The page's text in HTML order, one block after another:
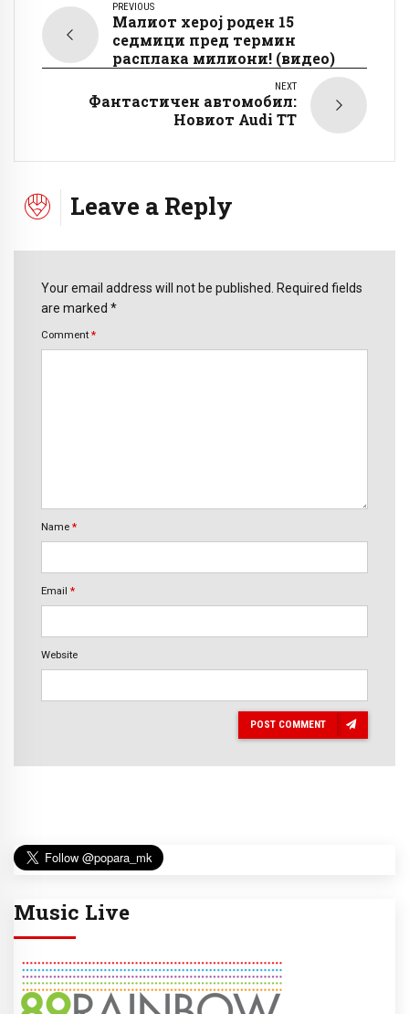
PREVIOUS
Малиот херој роден 15
седмици пред термин
расплака милиони! (видео)
NEXT
Фантастичен автомобил:
Новиот Audi TT
Leave a Reply
Your email address will not be published. Required fields
are marked *
Comment *
Name *
Email *
Website
POST COMMENT
Music Live